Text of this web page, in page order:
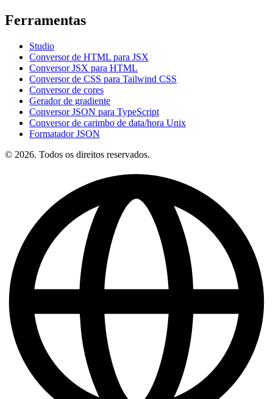
Ferramentas
Studio
Conversor de HTML para JSX
Conversor JSX para HTML
Conversor de CSS para Tailwind CSS
Conversor de cores
Gerador de gradiente
Conversor JSON para TypeScript
Conversor de carimbo de data/hora Unix
Formatador JSON
© 2026. Todos os direitos reservados.